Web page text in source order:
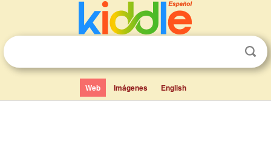
Web Imágenes English